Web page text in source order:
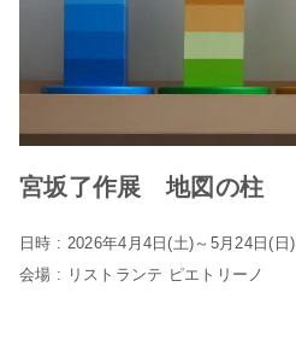
宮坂了作展 地図の柱
日時 : 2026年4月4日(土)～5月24日(日)
会場 : リストランテ ピエトリーノ